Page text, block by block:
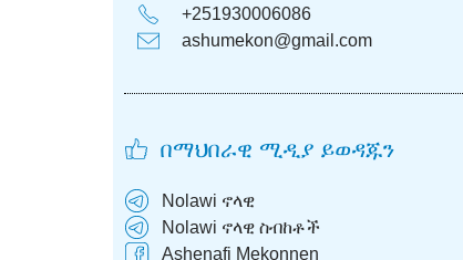
+251930006086
ashumekon@gmail.com
በማህበራዊ ሚዲያ ይወዳጁን​
Nolawi ኖላዊ
Nolawi ኖላዊ ስብከቶች
Ashenafi Mekonnen